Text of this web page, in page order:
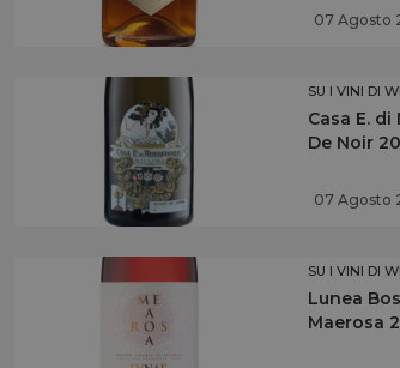
07 Agosto
SU I VINI DI
Casa E.
De Noir
07 Agosto
SU I VINI DI
Lunea
Maerosa